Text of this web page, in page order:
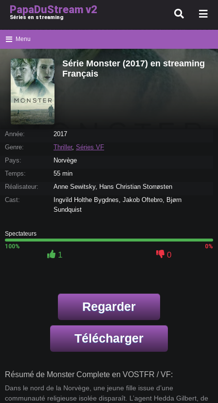
PapaDuStream v2
Séries en streaming
Menu
Série Monster (2017) en streaming
Français
Année:
2017
Genre:
Thriller, Séries VF
Pays:
Norvège
Temps:
55 min
Réalisateur:
Anne Sewitsky, Hans Christian Storrøsten
Cast:
Ingvild Holthe Bygdnes, Jakob Oftebro, Bjørn
Sundquist
Spectateurs
100%
0%
1 0
Regarder
Télécharger
Résumé de Monster Complete en VOSTFR / VF:
Dans le nord de la Norvège, une jeune fille issue d’une
communauté religieuse isolée disparaît. L’agent Hedda Gilbert, de